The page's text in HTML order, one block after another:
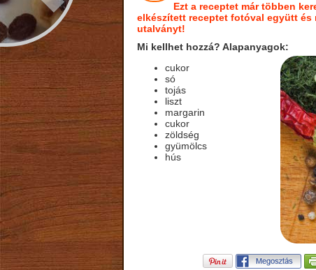
Ezt a receptet már többen
elkészített receptet fotóval együtt és
utalványt!
Mi kellhet hozzá? Alapanyagok:
cukor
só
tojás
liszt
margarin
cukor
zöldség
gyümölcs
hús